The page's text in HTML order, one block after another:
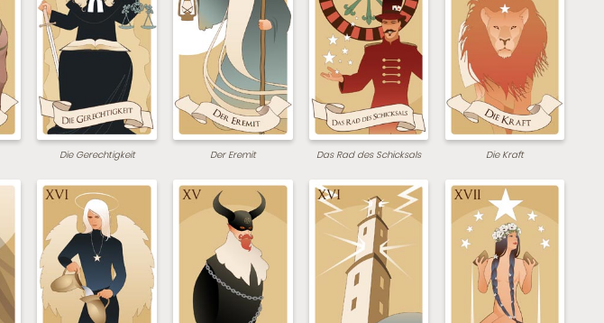
Die Gerechtigkeit Der Eremit Das Rad des Schicksals Die Kraft